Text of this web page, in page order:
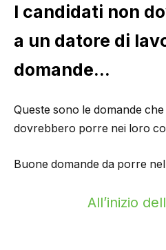
I candidati non
a un datore di
domande…
Queste sono le domande
dovrebbero porre nei loro
Buone domande da porre
All’inizio